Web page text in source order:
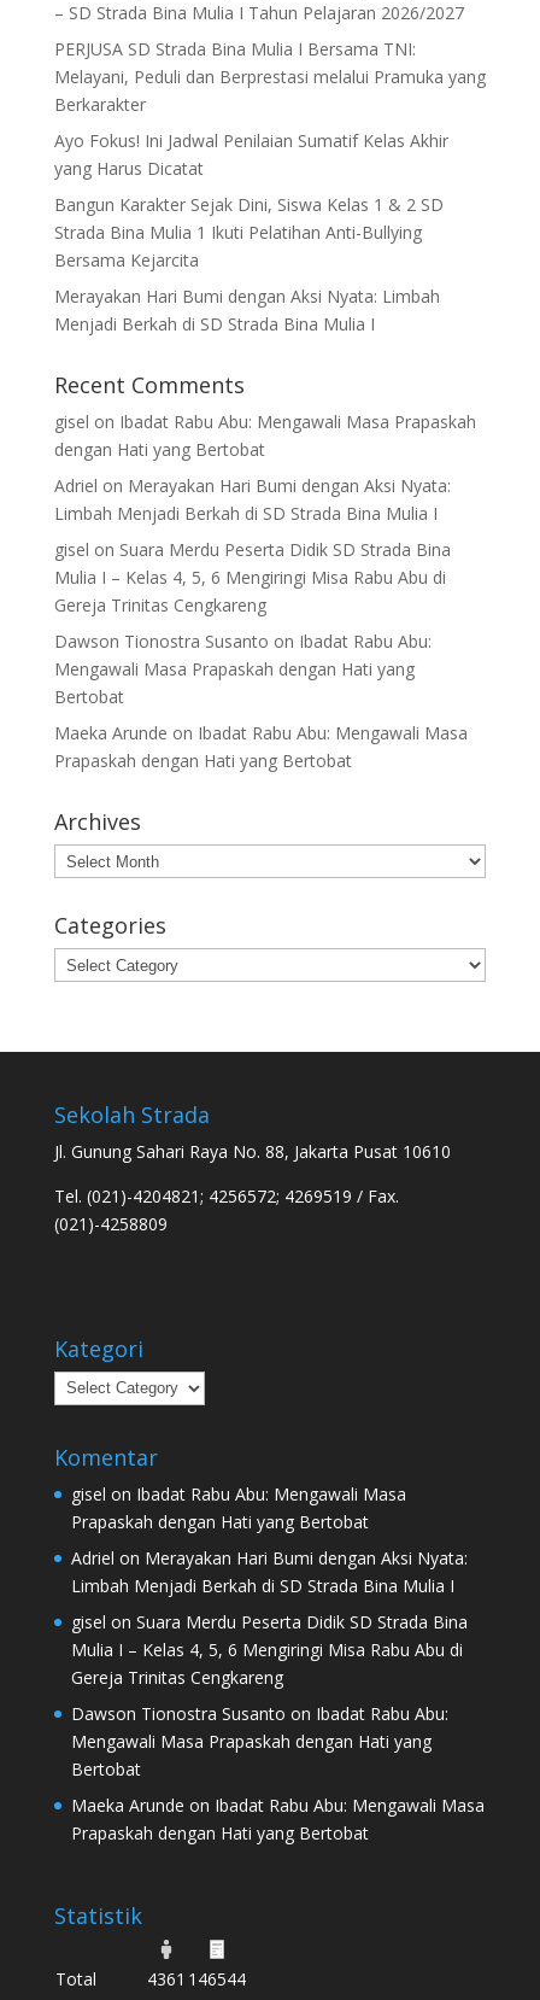
– SD Strada Bina Mulia I Tahun Pelajaran 2026/2027
PERJUSA SD Strada Bina Mulia I Bersama TNI:
Melayani, Peduli dan Berprestasi melalui Pramuka yang
Berkarakter
Ayo Fokus! Ini Jadwal Penilaian Sumatif Kelas Akhir
yang Harus Dicatat
Bangun Karakter Sejak Dini, Siswa Kelas 1 & 2 SD
Strada Bina Mulia 1 Ikuti Pelatihan Anti-Bullying
Bersama Kejarcita
Merayakan Hari Bumi dengan Aksi Nyata: Limbah
Menjadi Berkah di SD Strada Bina Mulia I
Recent Comments
gisel on Ibadat Rabu Abu: Mengawali Masa Prapaskah
dengan Hati yang Bertobat
Adriel on Merayakan Hari Bumi dengan Aksi Nyata:
Limbah Menjadi Berkah di SD Strada Bina Mulia I
gisel on Suara Merdu Peserta Didik SD Strada Bina
Mulia I – Kelas 4, 5, 6 Mengiringi Misa Rabu Abu di
Gereja Trinitas Cengkareng
Dawson Tionostra Susanto on Ibadat Rabu Abu:
Mengawali Masa Prapaskah dengan Hati yang
Bertobat
Maeka Arunde on Ibadat Rabu Abu: Mengawali Masa
Prapaskah dengan Hati yang Bertobat
Archives
Archives
Categories
Categories
Sekolah Strada
Jl. Gunung Sahari Raya No. 88, Jakarta Pusat 10610
Tel. (021)-4204821; 4256572; 4269519 / Fax.
(021)-4258809
Kategori
Kategori
Komentar
gisel on Ibadat Rabu Abu: Mengawali Masa
Prapaskah dengan Hati yang Bertobat
Adriel on Merayakan Hari Bumi dengan Aksi Nyata:
Limbah Menjadi Berkah di SD Strada Bina Mulia I
gisel on Suara Merdu Peserta Didik SD Strada Bina
Mulia I – Kelas 4, 5, 6 Mengiringi Misa Rabu Abu di
Gereja Trinitas Cengkareng
Dawson Tionostra Susanto on Ibadat Rabu Abu:
Mengawali Masa Prapaskah dengan Hati yang
Bertobat
Maeka Arunde on Ibadat Rabu Abu: Mengawali Masa
Prapaskah dengan Hati yang Bertobat
Statistik
Total 4361 146544